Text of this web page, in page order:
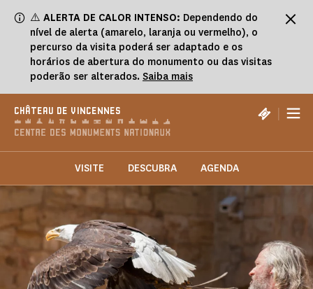
⚠️ ALERTA DE CALOR INTENSO: Dependendo do
nível de alerta (amarelo, laranja ou vermelho), o
percurso da visita poderá ser adaptado e os
horários de abertura do monumento ou das visitas
poderão ser alterados. Saiba mais
CHÂTEAU DE VINCENNES |
VISITE DESCUBRA AGENDA